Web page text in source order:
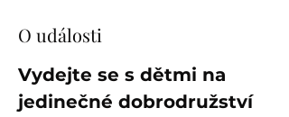
O události
Vydejte se s dětmi na
jedinečné dobrodružství